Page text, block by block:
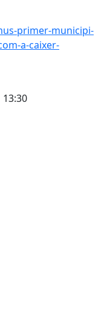
primer-municipi-
a-caixer-